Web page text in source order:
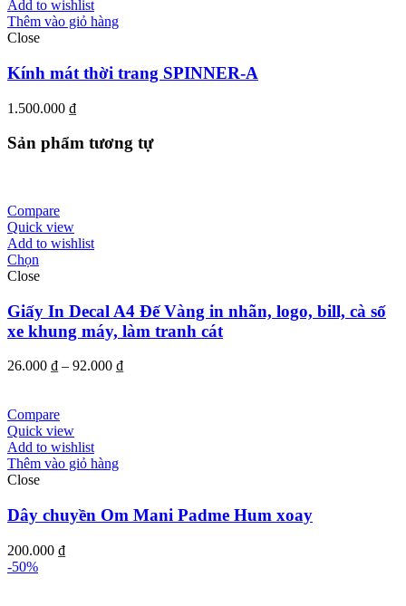
Add to wishlist
Thêm vào giỏ hàng
Close
Kính mát thời trang SPINNER-A
1.500.000 ₫
Sản phẩm tương tự
Compare
Quick view
Add to wishlist
Chọn
Close
Giấy In Decal A4 Đế Vàng in nhãn, logo, bill, cà số
xe khung máy, làm tranh cát
26.000 ₫ – 92.000 ₫Khoảng
Compare
Quick view
Add to wishlist
Thêm vào giỏ hàng
Close
Dây chuyền Om Mani Padme Hum xoay
200.000 ₫
-50%